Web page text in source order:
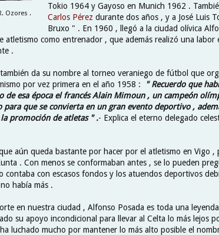
Ozores .
Tokio 1964 y Gayoso en Munich 1962 .
Carlos Pérez durante dos años , y a José Luis
Bruxo " . En 1960 , llegó a la ciudad olívica
atletismo como entrenador , que además realizó una labor
.
da su nombre al torneo veraniego de fútbol que
por vez primera en el año 1958 :
" Recuerdo que
de esa época el francés Alain Mimoun , un campeón
que se convierta en un gran evento deportivo ,
promoción de atletas " .- Explica el eterno delegado
aún queda bastante por hacer por el atletismo en Vigo ,
. Con menos se conformaban antes , se lo pueden
contaba con escasos fondos y los atuendos deportivos
había más .
en nuestra ciudad , Alfonso Posada es toda una
su apoyo incondicional para llevar al Celta lo más lejos
luchado mucho por mantener lo más alto posible el